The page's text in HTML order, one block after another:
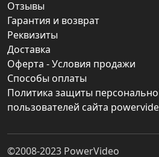
Отзывы
Гарантия и возврат
Реквизиты
Доставка
Оферта - Условия продажи
Способы оплаты
Политика защиты
пользователей сайта
©2008-2023 PowerVideo